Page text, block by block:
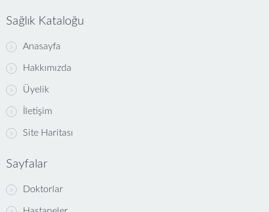
Sağlık Kataloğu
Anasayfa
Hakkımızda
Üyelik
İletişim
Site Haritası
Sayfalar
Doktorlar